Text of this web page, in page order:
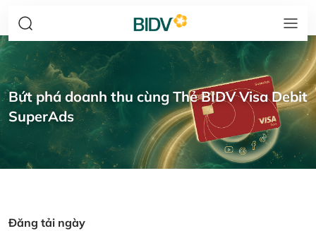
Bứt phá doanh thu cùng Thẻ BIDV Visa Debit
SuperAds
Đăng tải ngày